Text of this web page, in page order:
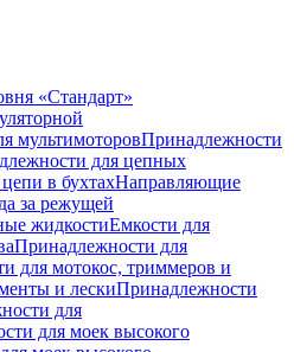
«Стандарт»
мультимоторовПринадлежности
для цепных
в бухтахНаправляющие
за режущей
жидкостиЕмкости для
Принадлежности для
для мотокос, триммеров и
и лескиПринадлежности
для
для моек высокого